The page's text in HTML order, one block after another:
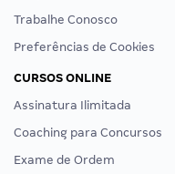
Trabalhe Conosco
Preferências de Cookies
CURSOS ONLINE
Assinatura Ilimitada
Coaching para Concursos
Exame de Ordem